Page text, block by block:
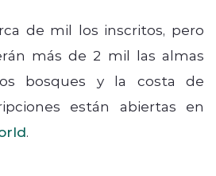
de mil los inscritos, pero
más de 2 mil las almas
bosques y la costa de
están abiertas en
.